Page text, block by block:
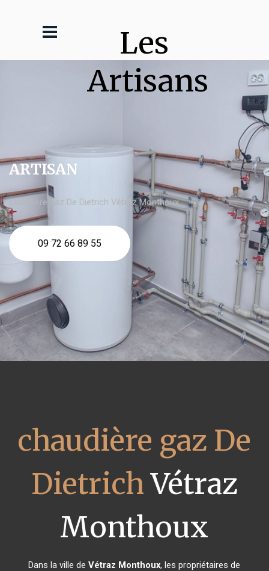
Les
Artisans
ARTISAN
chaudière gaz De Dietrich Vétraz Monthoux
09 72 66 89 55
chaudière gaz De
DietrichVétraz
Monthoux
Dans la ville deVétraz Monthoux, les propriétaires de